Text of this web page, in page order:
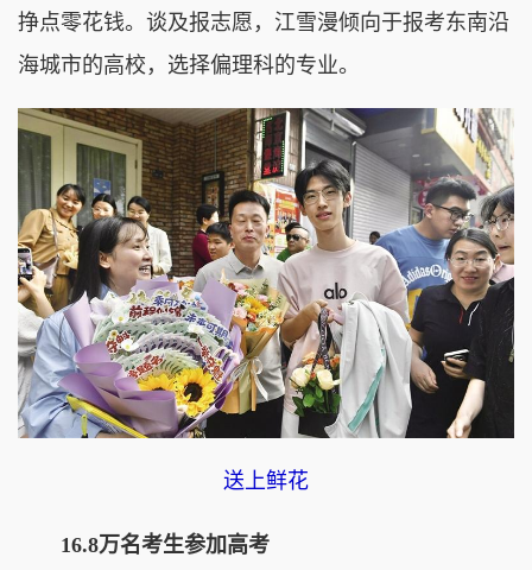
挣点零花钱。谈及报志愿，江雪漫倾向于报考东南沿
海城市的高校，选择偏理科的专业。
送上鲜花
16.8万名考生参加高考